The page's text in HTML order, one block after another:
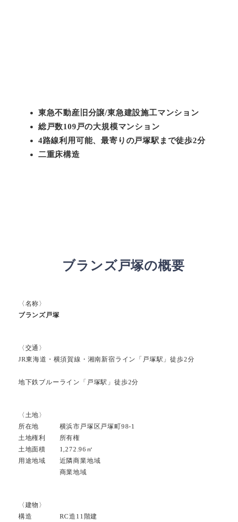
東急不動産旧分譲/東急建設施工マンション
総戸数109戸の大規模マンション
4路線利用可能、最寄りの戸塚駅まで徒歩2分
二重床構造
ブランズ戸塚の概要
〈名称〉
ブランズ戸塚
〈交通〉
JR東海道・横須賀線・湘南新宿ライン「戸塚駅」徒歩2分
地下鉄ブルーライン「戸塚駅」徒歩2分
〈土地〉
所在地 横浜市戸塚区戸塚町98-1
土地権利 所有権
土地面積 1,272.96㎡
用途地域 近隣商業地域
商業地域
〈建物〉
構造 RC造11階建